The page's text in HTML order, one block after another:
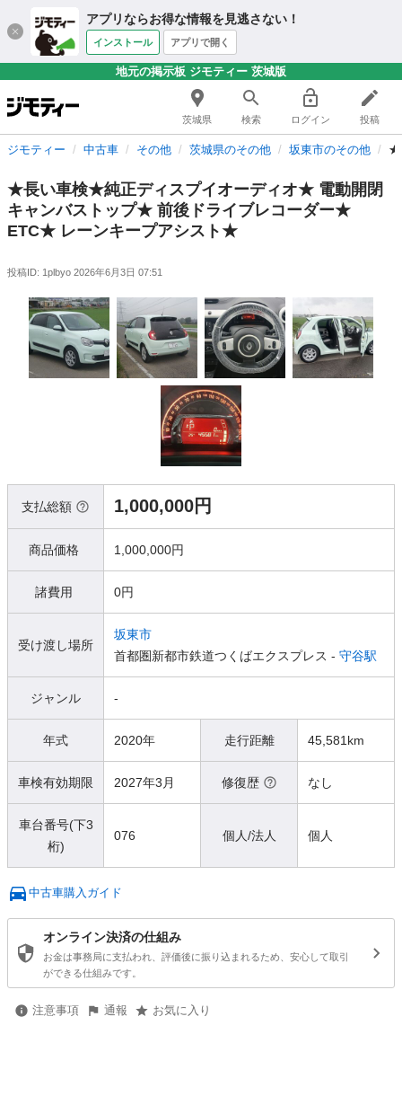
アプリならお得な情報を見逃さない！
インストール アプリで開く
地元の掲示板 ジモティー 茨城版
茨城県 検索 ログイン 投稿
ジモティー 中古車 その他 茨城県のその他 坂東市のその他 ★
★長い車検★純正ディスプイオーディオ★ 電動開閉
キャンバストップ★ 前後ドライブレコーダー★
ETC★ レーンキープアシスト★
投稿ID: 1plbyo 2026年6月3日 07:51
支払総額 1,000,000円
商品価格 1,000,000円
諸費用 0円
受け渡し場所
坂東市
首都圏新都市鉄道つくばエクスプレス - 守谷駅
ジャンル -
年式 2020年 走行距離 45,581km
車検有効期限 2027年3月 修復歴 なし
車台番号(下3
桁)
076 個人/法人 個人
中古車購入ガイド
オンライン決済の仕組み
お金は事務局に支払われ、評価後に振り込まれるため、安心して取引
ができる仕組みです。
注意事項 通報 お気に入り